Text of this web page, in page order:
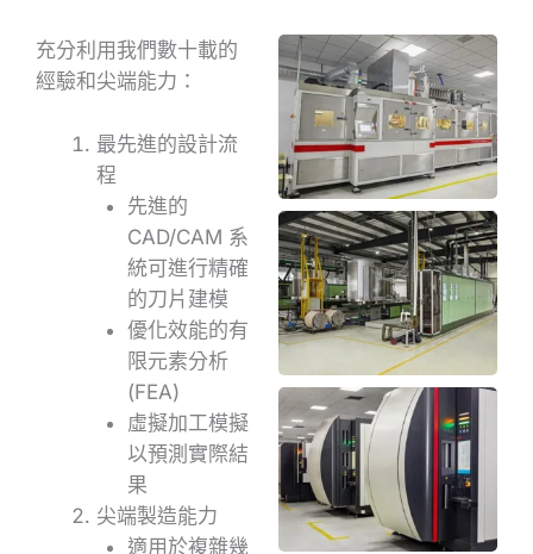
充分利用我們數十載的
經驗和尖端能力：
最先進的設計流
程
先進的
CAD/CAM 系
統可進行精確
的刀片建模
優化效能的有
限元素分析
(FEA)
虛擬加工模擬
以預測實際結
果
尖端製造能力
適用於複雜幾